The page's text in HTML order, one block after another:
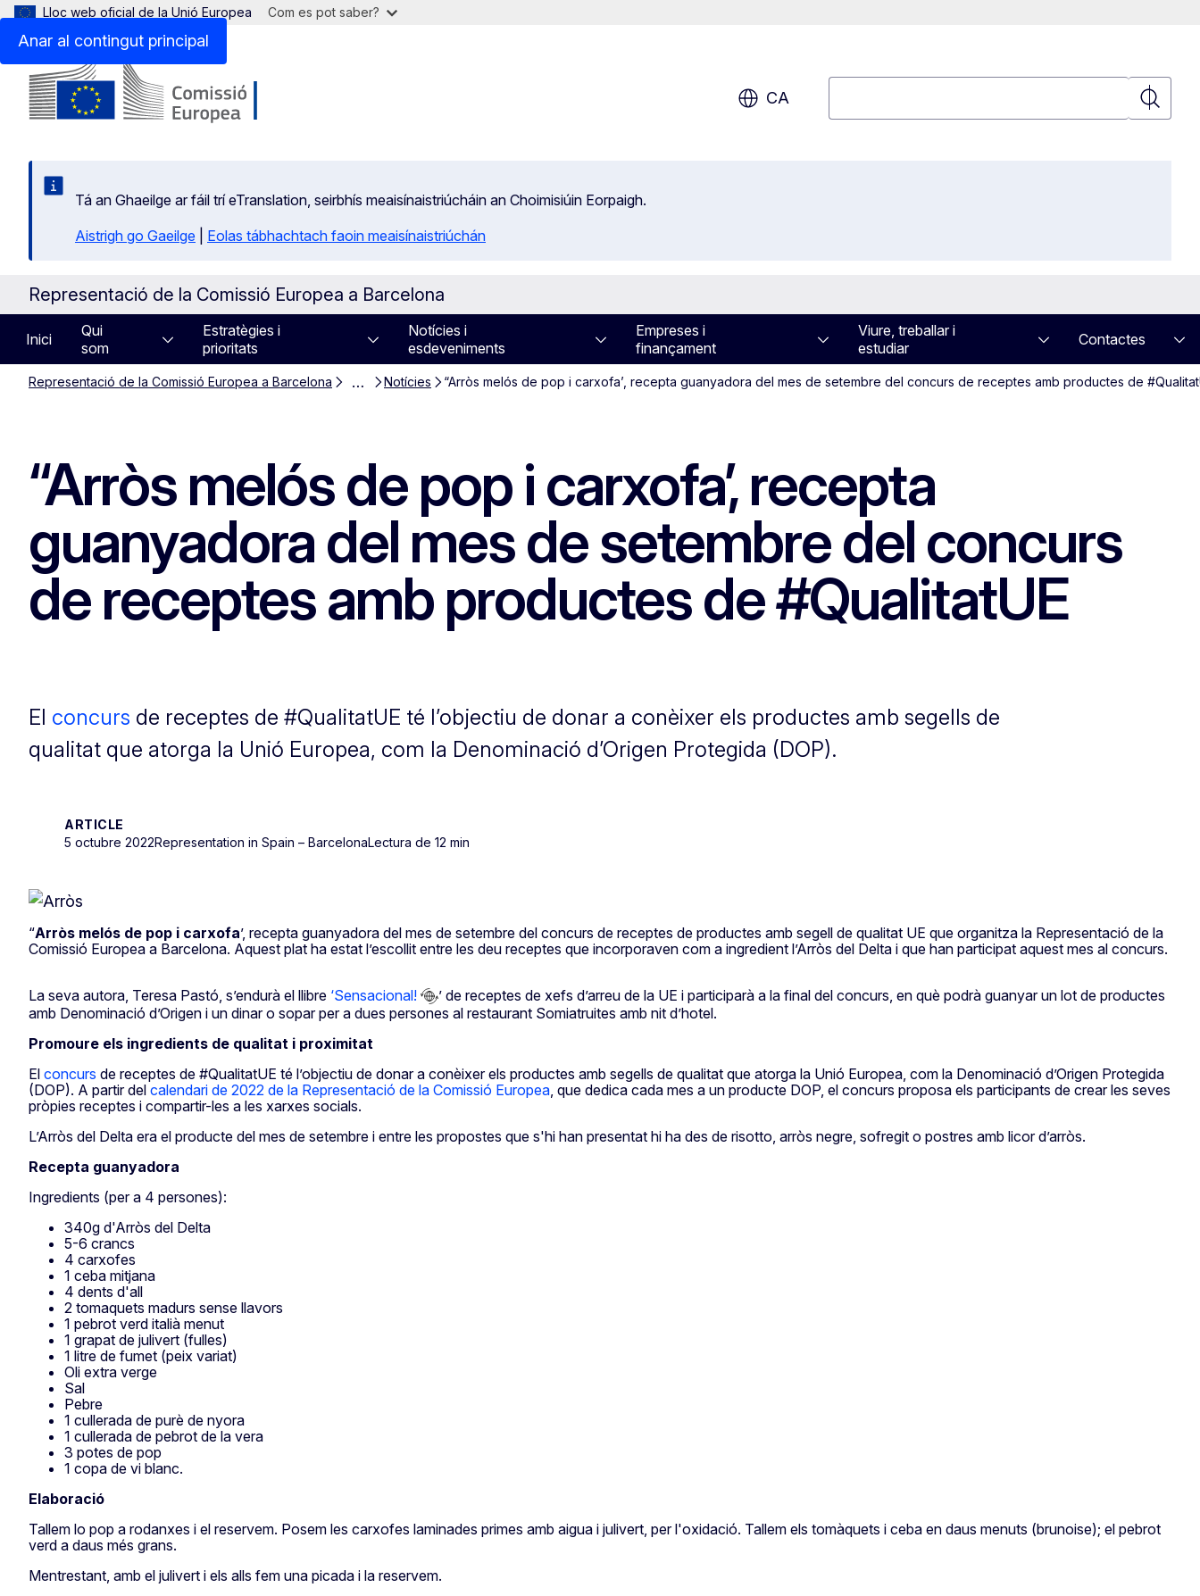
Anar al contingut principal
Lloc web oficial de la Unió Europea Com es pot saber?
CA
Cerca
Tá an Ghaeilge ar fáil trí eTranslation, seirbhís meaisínaistriúcháin an Choimisiúin Eorpaigh.
Aistrigh go Gaeilge
Eolas tábhachtach faoin meaisínaistriúchán
Representació de la Comissió Europea a Barcelona
Inici
Qui
som
Estratègies i
prioritats
Notícies i
esdeveniments
Empreses i
finançament
Viure, treballar i
estudiar
Contactes
Representació de la Comissió Europea a Barcelona … Notícies “Arròs melós de pop i carxofa’, recepta guanyadora del mes de setembre del concurs de receptes amb productes de
“Arròs melós de pop i carxofa’, recepta
guanyadora del mes de setembre del concurs
de receptes amb productes de #QualitatUE
El concurs de receptes de #QualitatUE té l’objectiu de donar a conèixer els productes amb segells de
qualitat que atorga la Unió Europea, com la Denominació d’Origen Protegida (DOP).
ARTICLE
5 octubre 2022Representation in Spain – BarcelonaLectura de 12 min
“Arròs melós de pop i carxofa’, recepta guanyadora del mes de setembre del concurs de receptes de productes amb segell de qualitat UE que organitza la Representació de la
Comissió Europea a Barcelona. Aquest plat ha estat l’escollit entre les deu receptes que incorporaven com a ingredient l’Arròs del Delta i que han participat aquest mes al concurs.
La seva autora, Teresa Pastó, s’endurà el llibre ‘Sensacional!
’ de receptes de xefs d’arreu de la UE i participarà a la final del concurs, en què podrà guanyar un lot de productes
amb Denominació d’Origen i un dinar o sopar per a dues persones al restaurant Somiatruites amb nit d’hotel.
Promoure els ingredients de qualitat i proximitat
El concurs de receptes de #QualitatUE té l’objectiu de donar a conèixer els productes amb segells de qualitat que atorga la Unió Europea, com la Denominació d’Origen Protegida
(DOP). A partir del calendari de 2022 de la Representació de la Comissió Europea, que dedica cada mes a un producte DOP, el concurs proposa els participants de crear les seves
pròpies receptes i compartir-les a les xarxes socials.
L’Arròs del Delta era el producte del mes de setembre i entre les propostes que s'hi han presentat hi ha des de risotto, arròs negre, sofregit o postres amb licor d’arròs.
Recepta guanyadora
Ingredients (per a 4 persones):
340g d'Arròs del Delta
5-6 crancs
4 carxofes
1 ceba mitjana
4 dents d'all
2 tomaquets madurs sense llavors
1 pebrot verd italià menut
1 grapat de julivert (fulles)
1 litre de fumet (peix variat)
Oli extra verge
Sal
Pebre
1 cullerada de purè de nyora
1 cullerada de pebrot de la vera
3 potes de pop
1 copa de vi blanc.
Elaboració
Tallem lo pop a rodanxes i el reservem. Posem les carxofes laminades primes amb aigua i julivert, per l'oxidació. Tallem els tomàquets i ceba en daus menuts (brunoise); el pebrot
verd a daus més grans.
Mentrestant, amb el julivert i els alls fem una picada i la reservem.